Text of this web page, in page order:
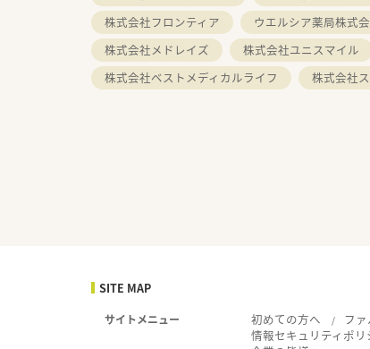
株式会社フロンティア
ウエルシア薬局株式
株式会社メドレイズ
株式会社ユニスマイル
株式会社ベストメディカルライフ
株式会社
SITE MAP
サイトメニュー 初めての方へ フ
情報セキュリティポリ